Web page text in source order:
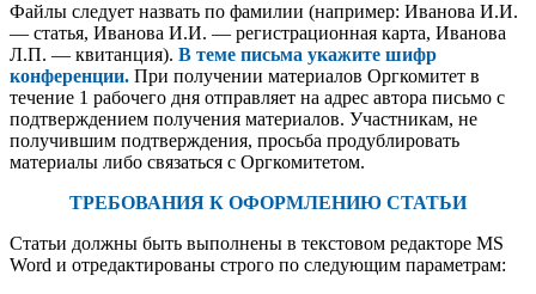
Файлы следует назвать по фамилии (например: Иванова И.И.
— статья, Иванова И.И. — регистрационная карта, Иванова
Л.П. — квитанция). В теме письма укажите шифр
конференции. При получении материалов Оргкомитет в
течение 1 рабочего дня отправляет на адрес автора письмо с
подтверждением получения материалов. Участникам, не
получившим подтверждения, просьба продублировать
материалы либо связаться с Оргкомитетом.
ТРЕБОВАНИЯ К ОФОРМЛЕНИЮ СТАТЬИ
Статьи должны быть выполнены в текстовом редакторе MS
Word и отредактированы строго по следующим параметрам: